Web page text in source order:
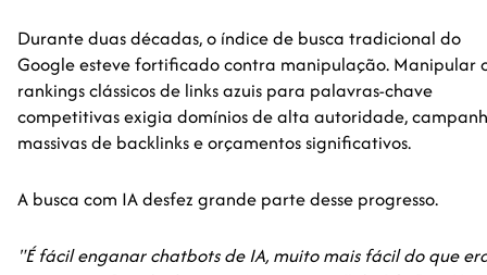
Durante duas décadas, o índice de busca tradicional do
Google esteve fortificado contra manipulação. Manipular
rankings clássicos de links azuis para palavras-chave
competitivas exigia domínios de alta autoridade,
massivas de backlinks e orçamentos significativos.
A busca com IA desfez grande parte desse progresso.
"É fácil enganar chatbots de IA, muito mais fácil do que